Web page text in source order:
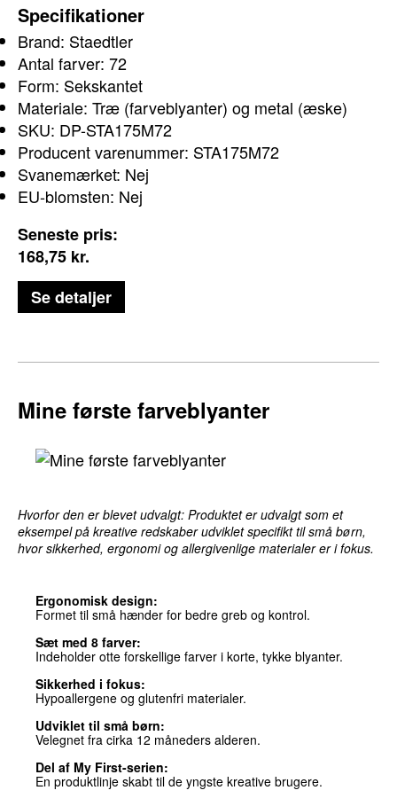
Specifikationer
Brand: Staedtler
Antal farver: 72
Form: Sekskantet
Materiale: Træ (farveblyanter) og metal (æske)
SKU: DP-STA175M72
Producent varenummer: STA175M72
Svanemærket: Nej
EU-blomsten: Nej
Seneste pris:
168,75 kr.
Se detaljer
Mine første farveblyanter
Hvorfor den er blevet udvalgt: Produktet er udvalgt som et
eksempel på kreative redskaber udviklet specifikt til små børn,
hvor sikkerhed, ergonomi og allergivenlige materialer er i fokus.
Ergonomisk design:
Formet til små hænder for bedre greb og kontrol.
Sæt med 8 farver:
Indeholder otte forskellige farver i korte, tykke blyanter.
Sikkerhed i fokus:
Hypoallergene og glutenfri materialer.
Udviklet til små børn:
Velegnet fra cirka 12 måneders alderen.
Del af My First-serien:
En produktlinje skabt til de yngste kreative brugere.